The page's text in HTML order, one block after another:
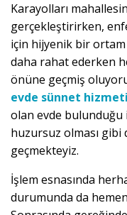
Karayolları
gerçekleştirirken,
için hijyenik bir ortam
daha rahat ederken
önüne geçmiş
evde sünnet hizmeti
olan evde bulunduğu
huzursuz olması gibi
geçmekteyiz.
İşlem esnasında
durumunda da